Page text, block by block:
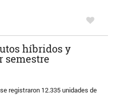
híbridos y
semestre
registraron 12.335 unidades de